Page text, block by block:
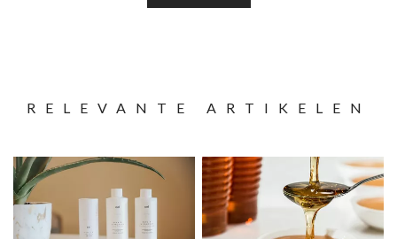
aders. Hoewel spataderen vaak als een cosmetisch probleem
RELEVANTE ARTIKELEN